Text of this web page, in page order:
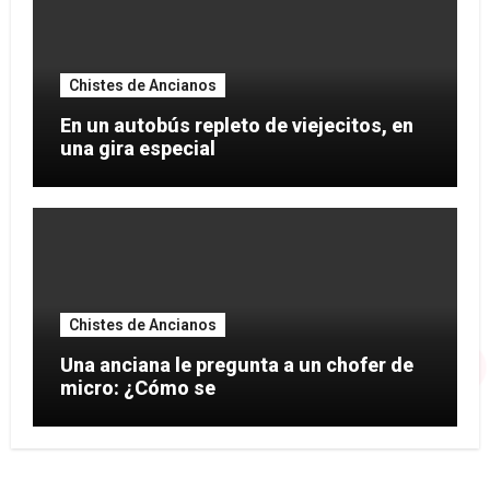
Chistes de Ancianos
En un autobús repleto de viejecitos, en
una gira especial
Chistes de Ancianos
Una anciana le pregunta a un chofer de
micro: ¿Cómo se